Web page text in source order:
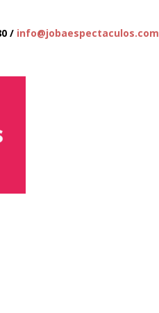
/ info@jobaespectaculos.com